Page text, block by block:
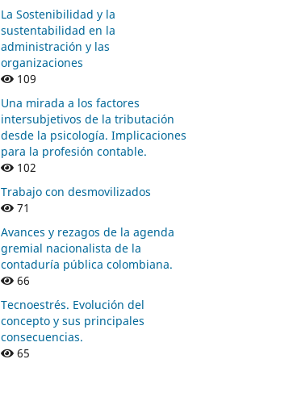
La Sostenibilidad y la
sustentabilidad en la
administración y las
organizaciones
109
Una mirada a los factores
intersubjetivos de la tributación
desde la psicología. Implicaciones
para la profesión contable.
102
Trabajo con desmovilizados
71
Avances y rezagos de la agenda
gremial nacionalista de la
contaduría pública colombiana.
66
Tecnoestrés. Evolución del
concepto y sus principales
consecuencias.
65